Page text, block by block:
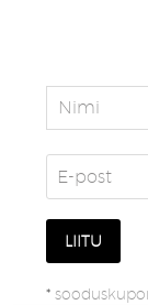
*